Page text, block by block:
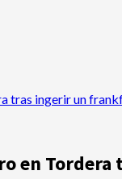
tras ingerir un
en